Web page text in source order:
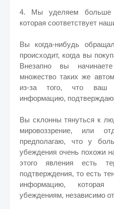
4. Мы уделяем больше
которая соответствует
Вы когда-нибудь
происходит, когда вы
Внезапно вы
множество таких же
из-за того, что ваш
информацию,
Вы склонны тянуться к
мировоззрение, или
предполагаю, что у
убеждения очень похожи
этого явления есть
подтверждения, то есть
информацию, которая
убеждениям, независимо